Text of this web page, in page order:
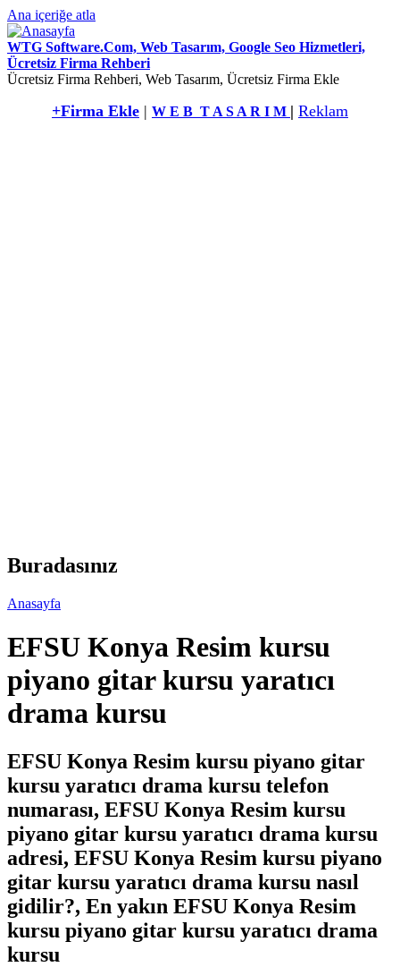
Ana içeriğe atla
WTG Software.Com, Web Tasarım, Google Seo Hizmetleri,
Ücretsiz Firma Rehberi
Ücretsiz Firma Rehberi, Web Tasarım, Ücretsiz Firma Ekle
+Firma Ekle | W E B T A S A R I M | Reklam
Buradasınız
Anasayfa
EFSU Konya Resim kursu
piyano gitar kursu yaratıcı
drama kursu
EFSU Konya Resim kursu piyano gitar
kursu yaratıcı drama kursu telefon
numarası, EFSU Konya Resim kursu
piyano gitar kursu yaratıcı drama kursu
adresi, EFSU Konya Resim kursu piyano
gitar kursu yaratıcı drama kursu nasıl
gidilir?, En yakın EFSU Konya Resim
kursu piyano gitar kursu yaratıcı drama
kursu